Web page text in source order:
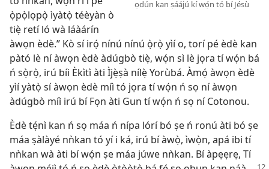
ọdún kan ṣáájú kí wọ́n tó bí Jésù
ọ̀pọ̀lọpọ̀ ìyàtọ̀ téèyàn ò
tiẹ̀ retí ló wà láàárín
àwọn èdè.” Kò sí irọ́ nínú nínú ọ̀rọ̀ yìí o, torí pé èdè kan
pàtó lè ní àwọn èdè àdúgbò tiẹ̀, wọ́n sì lè jọra tí wọ́n bá
ń sọ̀rọ̀, irú bíi Èkìtì àti Ìjẹ̀ṣà nílẹ̀ Yorùbá. Àmọ́ àwọn èdè
yìí yàtọ̀ sí àwọn èdè míì tó jọra tí wọ́n ń sọ ní àwọn
àdúgbò míì irú bí Fọn àti Gun tí wọ́n ń sọ ní Cotonou.
Èdè tẹ́nì kan ń sọ máa ń nípa lórí bó ṣe ń ronú àti bó ṣe
máa ṣàlàyé nǹkan tó yí i ká, irú bí àwọ̀, ìwọ̀n, apá ibi tí
nǹkan wà àti bí wọ́n ṣe máa júwe nǹkan. Bí àpẹẹrẹ, Tí